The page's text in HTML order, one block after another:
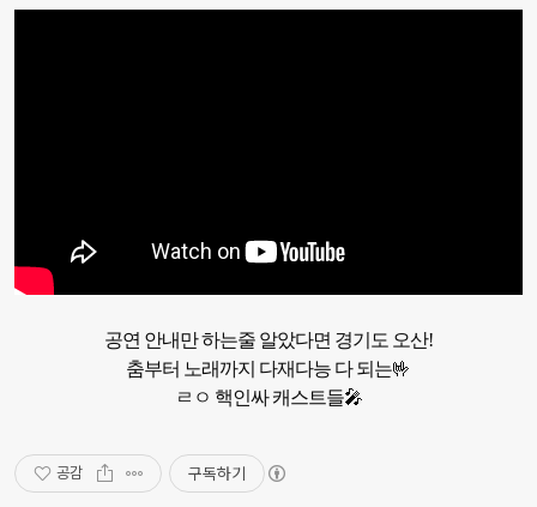
공연 안내만 하는줄 알았다면 경기도 오산!
춤부터 노래까지 다재다능 다 되는🤟
ㄹㅇ 핵인싸 캐스트들🎤
공감 구독하기